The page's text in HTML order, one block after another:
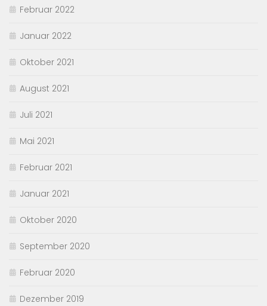
Februar 2022
Januar 2022
Oktober 2021
August 2021
Juli 2021
Mai 2021
Februar 2021
Januar 2021
Oktober 2020
September 2020
Februar 2020
Dezember 2019